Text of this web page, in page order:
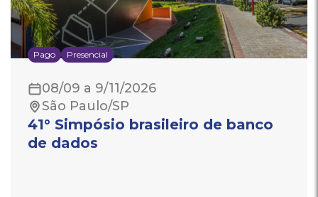
Pago Presencial
08/09 a 9/11/2026
São Paulo/SP
41° Simpósio brasileiro de banco
de dados